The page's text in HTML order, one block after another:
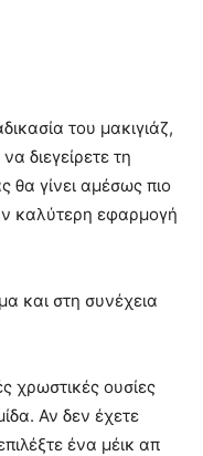
του μακιγιάζ,
διεγείρετε τη
θα γίνει αμέσως πιο
καλύτερη εφαρμογή
και στη συνέχεια
χρωστικές ουσίες
Αν δεν έχετε
ένα μέικ απ